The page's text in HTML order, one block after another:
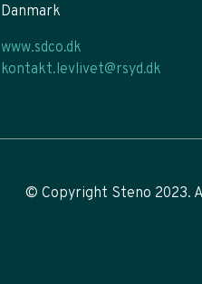
Danmark
www.sdco.dk
kontakt.levlivet@rsyd.dk
© Copyright Steno 2023.